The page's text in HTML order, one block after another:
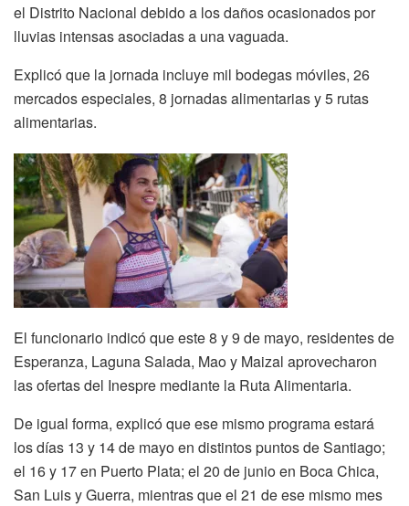
el Distrito Nacional debido a los daños ocasionados por
lluvias intensas asociadas a una vaguada.
Explicó que la jornada incluye mil bodegas móviles, 26
mercados especiales, 8 jornadas alimentarias y 5 rutas
alimentarias.
El funcionario indicó que este 8 y 9 de mayo, residentes de
Esperanza, Laguna Salada, Mao y Maizal aprovecharon
las ofertas del Inespre mediante la Ruta Alimentaria.
De igual forma, explicó que ese mismo programa estará
los días 13 y 14 de mayo en distintos puntos de Santiago;
el 16 y 17 en Puerto Plata; el 20 de junio en Boca Chica,
San Luis y Guerra, mientras que el 21 de ese mismo mes